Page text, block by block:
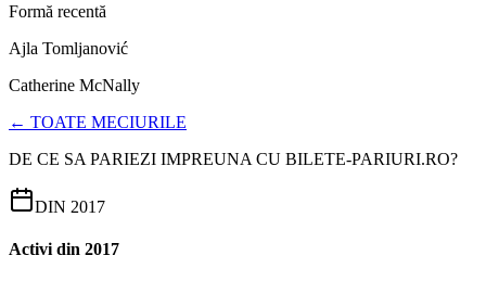
Formă recentă
Ajla Tomljanović
Catherine McNally
← TOATE MECIURILE
DE CE SA PARIEZI IMPREUNA CU BILETE-PARIURI.RO?
DIN 2017
Activi din 2017